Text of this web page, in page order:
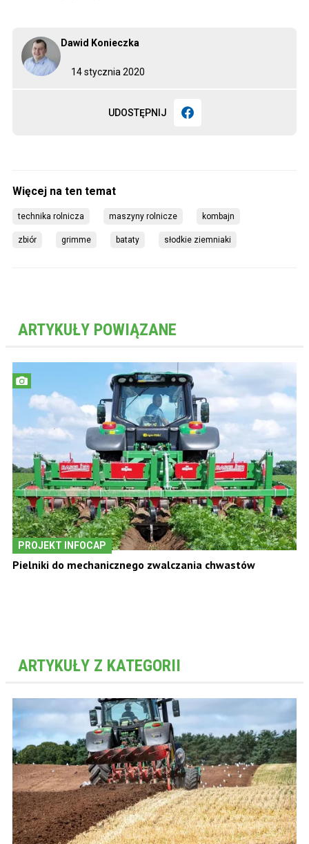
14 stycznia 2020
Dawid Konieczka
UDOSTĘPNIJ
technika rolnicza maszyny rolnicze kombajn
zbiór grimme bataty słodkie ziemniaki
ARTYKUŁY POWIĄZANE
PROJEKT INFOCAP
Pielniki do mechanicznego zwalczania chwastów
ARTYKUŁY Z KATEGORII